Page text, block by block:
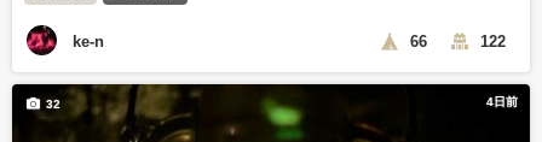
ke-n 66 122
4日前
32